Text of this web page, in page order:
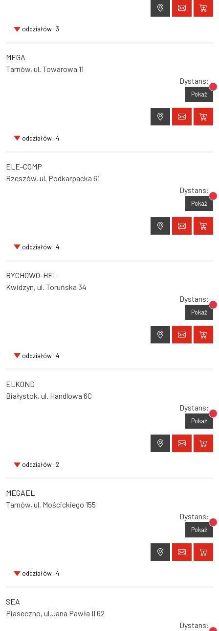
oddziałów: 3
MEGA
Tarnów, ul. Towarowa 11
Dystans:
Pokaż
oddziałów: 4
ELE-COMP
Rzeszów, ul. Podkarpacka 61
Dystans:
Pokaż
oddziałów: 4
BYCHOWO-HEL
Kwidzyn, ul. Toruńska 34
Dystans:
Pokaż
oddziałów: 4
ELKOND
Białystok, ul. Handlowa 6C
Dystans:
Pokaż
oddziałów: 2
MEGAEL
Tarnów, ul. Mościckiego 155
Dystans:
Pokaż
oddziałów: 4
SEA
Piaseczno, ul.Jana Pawła II 62
Dystans: